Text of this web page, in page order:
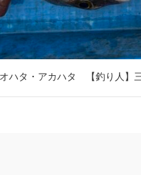
オハタ・アカハタ 【釣り人